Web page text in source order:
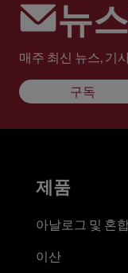
뉴
매주 최신 뉴스, 기
구독
제품
아날로그 및 혼
이산